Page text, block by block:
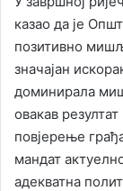
казао да је
позитивно
значајан
доминирала
овакав
повјерење
мандат
адекватна